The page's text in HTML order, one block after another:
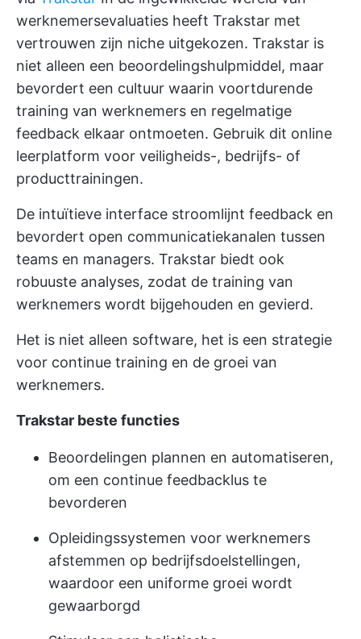
werknemersevaluaties heeft Trakstar met
vertrouwen zijn niche uitgekozen. Trakstar is
niet alleen een beoordelingshulpmiddel, maar
bevordert een cultuur waarin voortdurende
training van werknemers en regelmatige
feedback elkaar ontmoeten. Gebruik dit online
leerplatform voor veiligheids-, bedrijfs- of
producttrainingen.
De intuïtieve interface stroomlijnt feedback en
bevordert open communicatiekanalen tussen
teams en managers. Trakstar biedt ook
robuuste analyses, zodat de training van
werknemers wordt bijgehouden en gevierd.
Het is niet alleen software, het is een strategie
voor continue training en de groei van
werknemers.
Trakstar beste functies
Beoordelingen plannen en automatiseren,
om een continue feedbacklus te
bevorderen
Opleidingssystemen voor werknemers
afstemmen op bedrijfsdoelstellingen,
waardoor een uniforme groei wordt
gewaarborgd